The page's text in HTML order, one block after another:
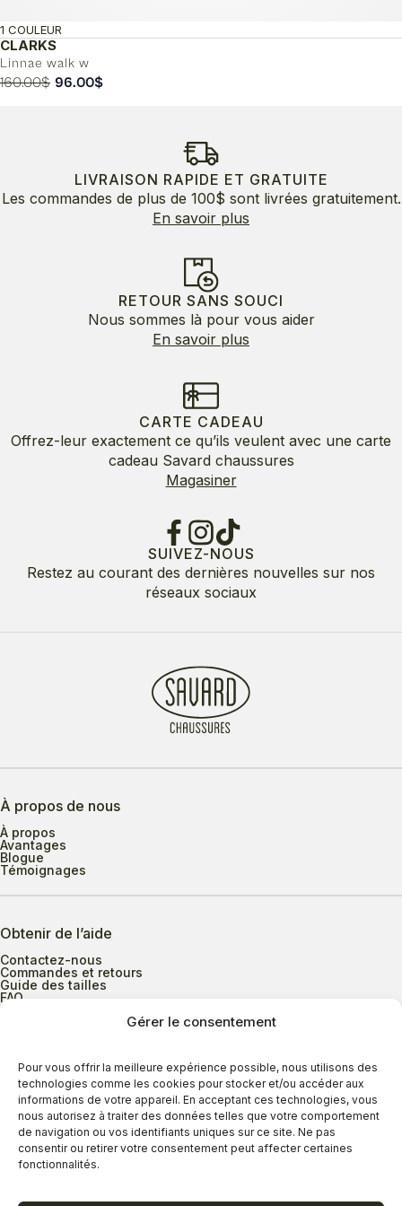
Gérer le consentement
Pour vous offrir la meilleure expérience possible, nous utilisons des
technologies comme les cookies pour stocker et/ou accéder aux
informations de votre appareil. En acceptant ces technologies, vous
nous autorisez à traiter des données telles que votre comportement
de navigation ou vos identifiants uniques sur ce site. Ne pas
consentir ou retirer votre consentement peut affecter certaines
fonctionnalités.
CLARKS
Linnae walk w
1 COULEUR
160.00$ Le
96.00$Le
LIVRAISON RAPIDE ET GRATUITE
Les commandes de plus de 100$ sont livrées gratuitement.
En savoir plus
RETOUR SANS SOUCI
Nous sommes là pour vous aider
En savoir plus
CARTE CADEAU
Offrez-leur exactement ce qu’ils veulent avec une carte
cadeau Savard chaussures
Magasiner
SUIVEZ-NOUS
Restez au courant des dernières nouvelles sur nos
réseaux sociaux
À propos de nous
À propos
Avantages
Blogue
Témoignages
Obtenir de l’aide
Contactez-nous
Commandes et retours
Guide des tailles
FAQ
Heures d’ouverture
Lundi au mercredi
9h00 à 17h30
Jeudi
9h00 à 20h00
Vendredi
9h00 à 18h00
Dimanche
11h00 à 16h30